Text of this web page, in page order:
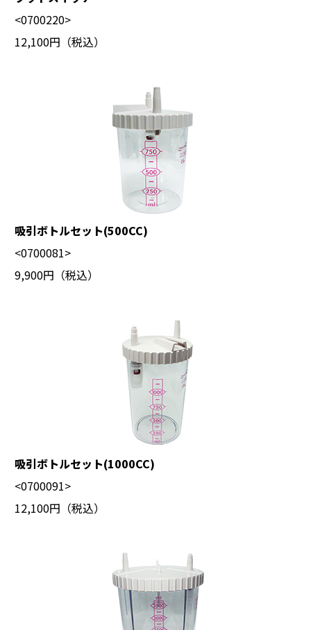
<0700220>
12,100円（税込）
吸引ボトルセット(500CC)
<0700081>
9,900円（税込）
吸引ボトルセット(1000CC)
<0700091>
12,100円（税込）